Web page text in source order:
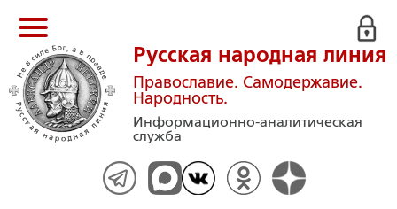
Русская народная линия
Православие. Самодержавие.
Народность.
Информационно-аналитическая
служба